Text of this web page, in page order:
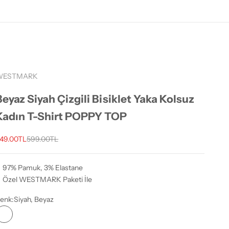
Siyah Çizgili Bisiklet Yaka Kolsuz
T-Shirt POPPY TOP
fiyat
Normal fiyat
599.00TL
97% Pamuk, 3% Elastane
Özel WESTMARK Paketi İle
Siyah, Beyaz
Siyah, Beyaz